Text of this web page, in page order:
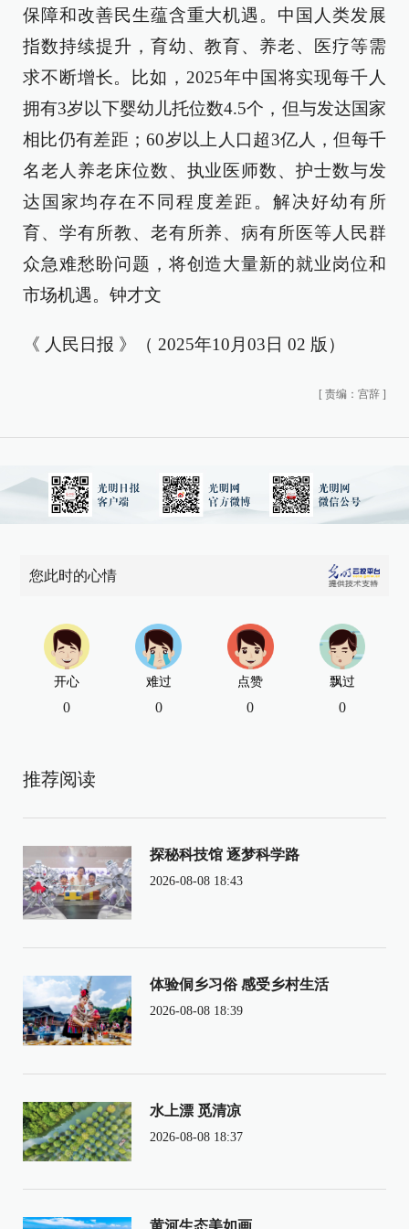
保障和改善民生蕴含重大机遇。中国人类发展
指数持续提升，育幼、教育、养老、医疗等需
求不断增长。比如，2025年中国将实现每千人
拥有3岁以下婴幼儿托位数4.5个，但与发达国家
相比仍有差距；60岁以上人口超3亿人，但每千
名老人养老床位数、执业医师数、护士数与发
达国家均存在不同程度差距。解决好幼有所
育、学有所教、老有所养、病有所医等人民群
众急难愁盼问题，将创造大量新的就业岗位和
市场机遇。钟才文
《 人民日报 》（ 2025年10月03日 02 版）
[ 责编：宫辞 ]
您此时的心情
开心
0
难过
0
点赞
0
飘过
0
推荐阅读
探秘科技馆 逐梦科学路
2026-08-08 18:43
体验侗乡习俗 感受乡村生活
2026-08-08 18:39
水上漂 觅清凉
2026-08-08 18:37
黄河生态美如画